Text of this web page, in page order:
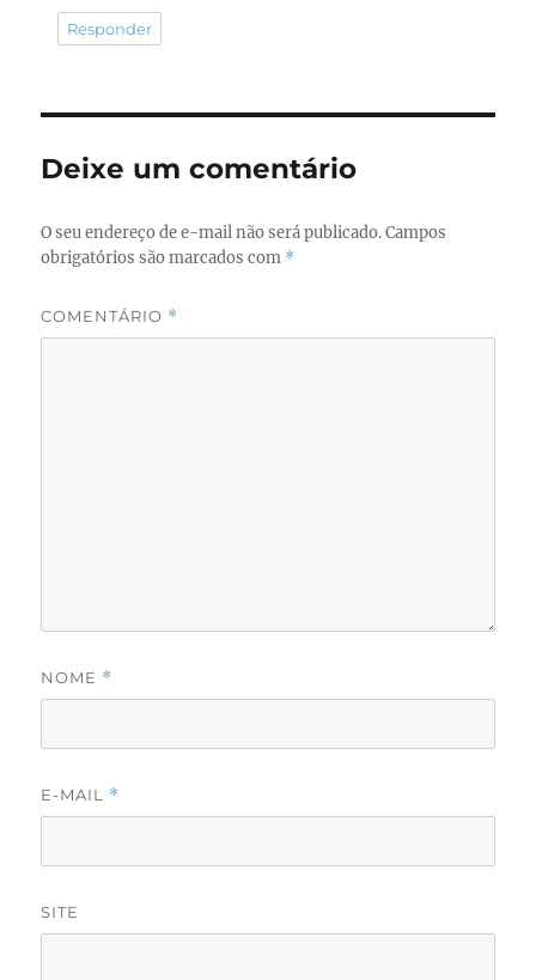
Responder
Deixe um comentário
O seu endereço de e-mail não será publicado. Campos
obrigatórios são marcados com *
COMENTÁRIO *
NOME *
E-MAIL *
SITE